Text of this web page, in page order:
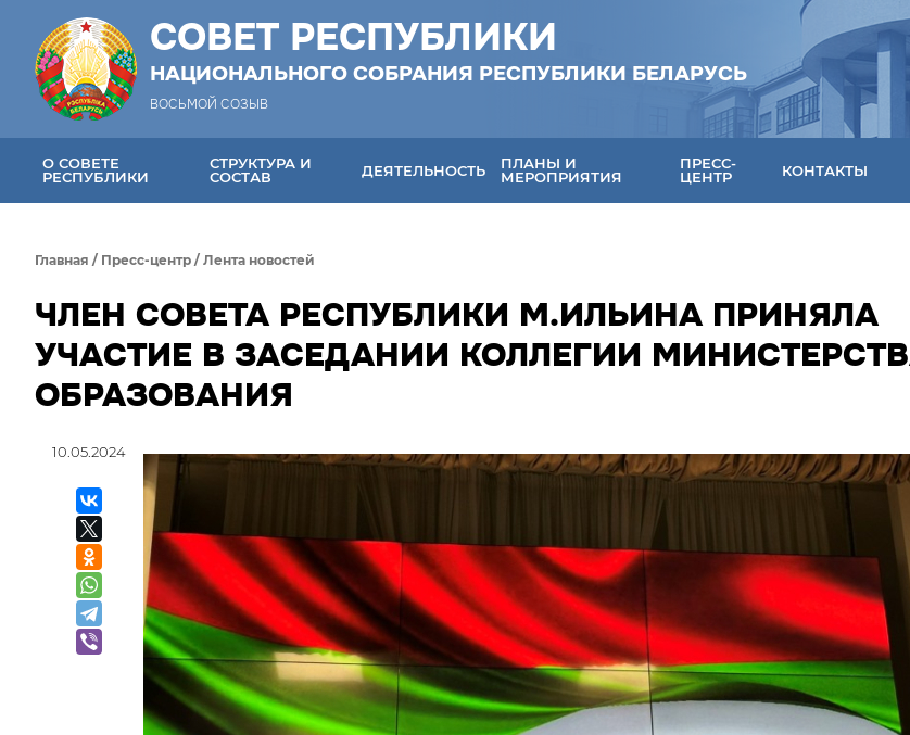
СОВЕТ РЕСПУБЛИКИ
НАЦИОНАЛЬНОГО СОБРАНИЯ РЕСПУБЛИКИ БЕЛАРУСЬ
ВОСЬМОЙ СОЗЫВ
О СОВЕТЕ
РЕСПУБЛИКИ
СТРУКТУРА И
СОСТАВ
ДЕЯТЕЛЬНОСТЬ
ПЛАНЫ И
МЕРОПРИЯТИЯ
ПРЕСС-
ЦЕНТР
КОНТАКТЫ
Главная / Пресс-центр / Лента новостей
ЧЛЕН СОВЕТА РЕСПУБЛИКИ М.ИЛЬИНА ПРИНЯЛА
УЧАСТИЕ В ЗАСЕДАНИИ КОЛЛЕГИИ
ОБРАЗОВАНИЯ
10.05.2024